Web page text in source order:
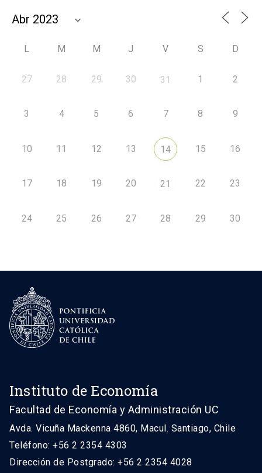
L M M J V S D
27 28 29 30 31 1 2
3 4 5 6 7 8 9
10 11 12 13 14 15 16
17 18 19 20 21 22 23
24 25 26 27 28 29 30
Instituto de Economía
Facultad de Economía y Administración UC
Avda. Vicuña Mackenna 4860, Macul. Santiago, Chile
Teléfono: +56 2 2354 4303
Dirección de Postgrado: +56 2 2354 4028